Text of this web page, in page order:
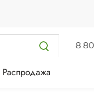
8
Распродажа